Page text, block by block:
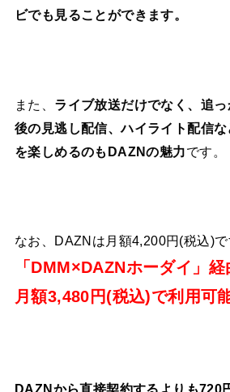
ビでも見ることができます。
また、 ライブ放送だけでなく、追
後の見逃し配信、ハイライト配信
を楽しめるのもDAZNの魅力です。
なお、DAZNは月額4,200円(税込)で
「DMM×DAZNホーダイ」
月額3,480円(税込)で利用可
DAZNから直接契約するよりも720